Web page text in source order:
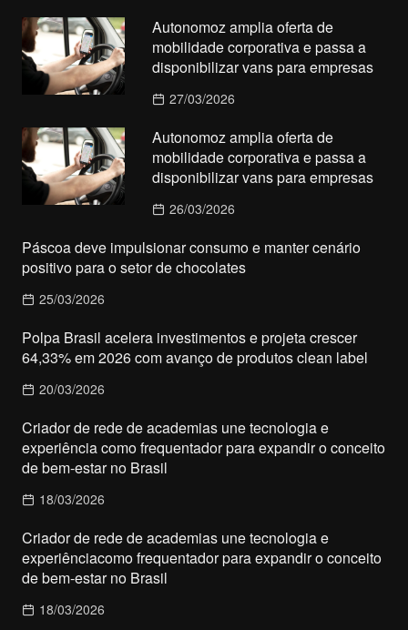
Autonomoz amplia oferta de
mobilidade corporativa e passa a
disponibilizar vans para empresas
27/03/2026
Autonomoz amplia oferta de
mobilidade corporativa e passa a
disponibilizar vans para empresas
26/03/2026
Páscoa deve impulsionar consumo e manter cenário
positivo para o setor de chocolates
25/03/2026
Polpa Brasil acelera investimentos e projeta crescer
64,33% em 2026 com avanço de produtos clean label
20/03/2026
Criador de rede de academias une tecnologia e
experiência como frequentador para expandir o conceito
de bem-estar no Brasil
18/03/2026
Criador de rede de academias une tecnologia e
experiênciacomo frequentador para expandir o conceito
de bem-estar no Brasil
18/03/2026